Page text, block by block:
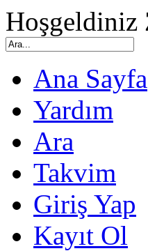
Hoşgeldiniz
Ana Sayfa
Yardım
Ara
Takvim
Giriş Yap
Kayıt Ol